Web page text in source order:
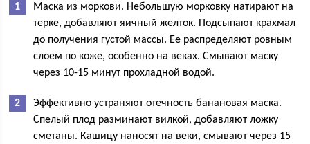
Маска из моркови. Небольшую морковку натирают на
терке, добавляют яичный желток. Подсыпают крахмал
до получения густой массы. Ее распределяют ровным
слоем по коже, особенно на веках. Смывают маску
через 10-15 минут прохладной водой.
Эффективно устраняют отечность банановая маска.
Спелый плод разминают вилкой, добавляют ложку
сметаны. Кашицу наносят на веки, смывают через 15